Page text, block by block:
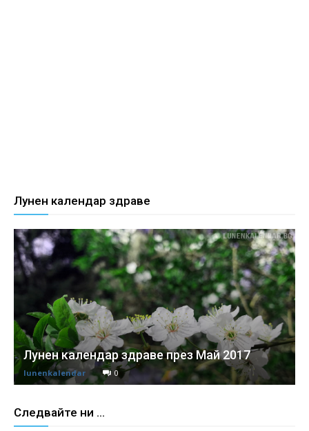
Лунен календар здраве
Лунен календар здраве през Май 2017
lunenkalendar 0
Следвайте ни ...